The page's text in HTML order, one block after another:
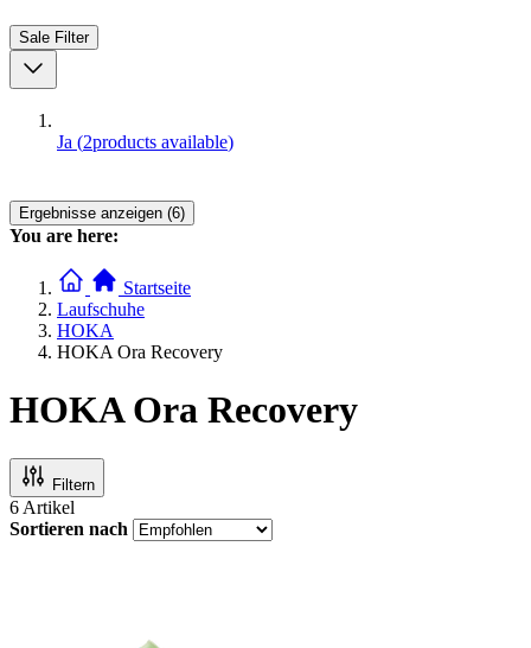
Sale Filter
Ja (2products available)
Ergebnisse anzeigen (6)
You are here:
Startseite
Laufschuhe
HOKA
HOKA Ora Recovery
HOKA Ora Recovery
Filtern
6 Artikel
Sortieren nach